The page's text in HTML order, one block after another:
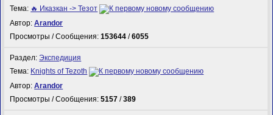
Тема: 🔥 Иказкан -> Тезот
Автор:Arandor
Просмотры / Сообщения:153644 /6055
Раздел:Экспедиция
Тема: Knights of Tezoth
Автор:Arandor
Просмотры / Сообщения:5157 /389